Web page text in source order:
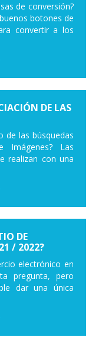
de conversión?
botones de
convertir a los
DE LAS
de las búsquedas
Imágenes? Las
realizan con una
DE
/ 2022?
electrónico en
pregunta, pero
dar una única